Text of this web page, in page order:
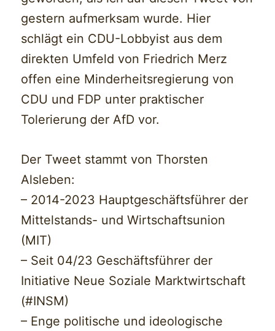
gestern aufmerksam wurde. Hier
schlägt ein CDU-Lobbyist aus dem
direkten Umfeld von Friedrich Merz
offen eine Minderheitsregierung von
CDU und FDP unter praktischer
Tolerierung der AfD vor.
Der Tweet stammt von Thorsten
Alsleben:
– 2014-2023 Hauptgeschäftsführer der
Mittelstands- und Wirtschaftsunion
(MIT)
– Seit 04/23 Geschäftsführer der
Initiative Neue Soziale Marktwirtschaft
(#INSM)
– Enge politische und ideologische